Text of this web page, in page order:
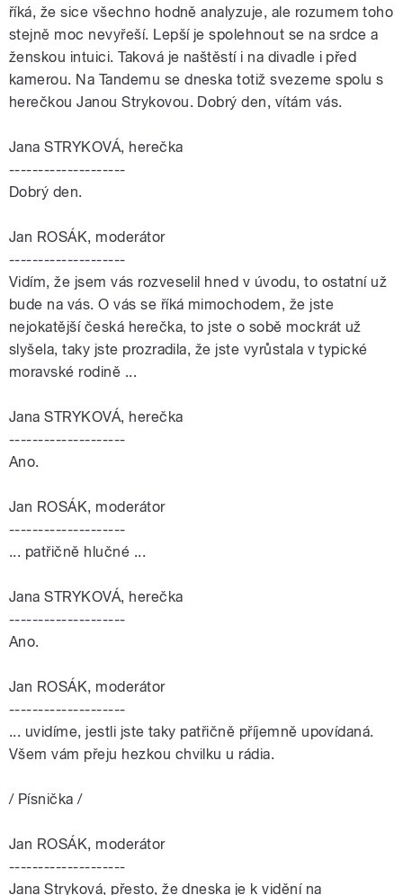
říká, že sice všechno hodně analyzuje, ale rozumem toho
stejně moc nevyřeší. Lepší je spolehnout se na srdce a
ženskou intuici. Taková je naštěstí i na divadle i před
kamerou. Na Tandemu se dneska totiž svezeme spolu s
herečkou Janou Strykovou. Dobrý den, vítám vás.
Jana STRYKOVÁ, herečka
--------------------
Dobrý den.
Jan ROSÁK, moderátor
--------------------
Vidím, že jsem vás rozveselil hned v úvodu, to ostatní už
bude na vás. O vás se říká mimochodem, že jste
nejokatější česká herečka, to jste o sobě mockrát už
slyšela, taky jste prozradila, že jste vyrůstala v typické
moravské rodině ...
Jana STRYKOVÁ, herečka
--------------------
Ano.
Jan ROSÁK, moderátor
--------------------
... patřičně hlučné ...
Jana STRYKOVÁ, herečka
--------------------
Ano.
Jan ROSÁK, moderátor
--------------------
... uvidíme, jestli jste taky patřičně příjemně upovídaná.
Všem vám přeju hezkou chvilku u rádia.
/ Písnička /
Jan ROSÁK, moderátor
--------------------
Jana Stryková, přesto, že dneska je k vidění na